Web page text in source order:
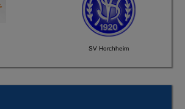
SV Horchheim